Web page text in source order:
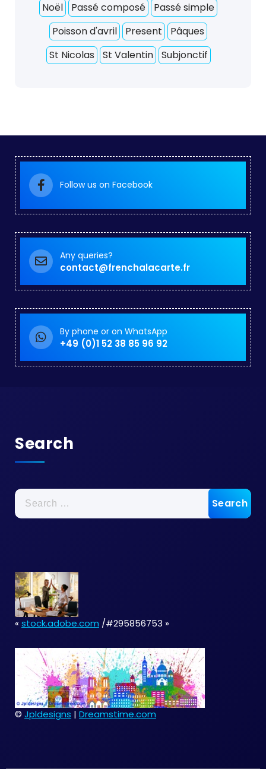
Noël
Passé composé
Passé simple
Poisson d'avril
Present
Pâques
St Nicolas
St Valentin Subjonctif
Follow us on Facebook
Any queries?
contact@frenchalacarte.fr
By phone or on WhatsApp
+49 (0)1 52 38 85 96 92
Search
Search
for:
« stock.adobe.com /#295856753 »
© Jpldesigns | Dreamstime.com